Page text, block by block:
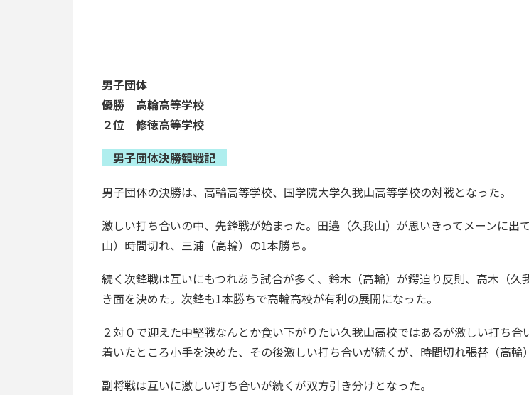
男子団体
優勝 高輪高等学校
２位 修徳高等学校
男子団体決勝観戦記
男子団体の決勝は、高輪高等学校、国学院大学久我山高等学校の対戦となった。
激しい打ち合いの中、先鋒戦が始まった。田邉（久我山）が思いきってメーンに
山）時間切れ、三浦（高輪）の1本勝ち。
続く次鋒戦は互いにもつれあう試合が多く、鈴木（高輪）が鍔迫り反則、高木（
き面を決めた。次鋒も1本勝ちで高輪高校が有利の展開になった。
２対０で迎えた中堅戦なんとか食い下がりたい久我山高校ではあるが激しい打ち
着いたところ小手を決めた、その後激しい打ち合いが続くが、時間切れ張替（高輪
副将戦は互いに激しい打ち合いが続くが双方引き分けとなった。